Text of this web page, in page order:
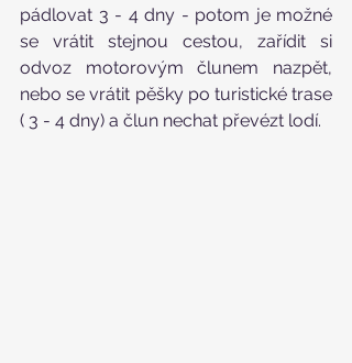
pádlovat 3 - 4 dny - potom je možné
se vrátit stejnou cestou, zařídit si
odvoz motorovým člunem nazpět,
nebo se vrátit pěšky po turistické trase
( 3 - 4 dny) a člun nechat převézt lodí.